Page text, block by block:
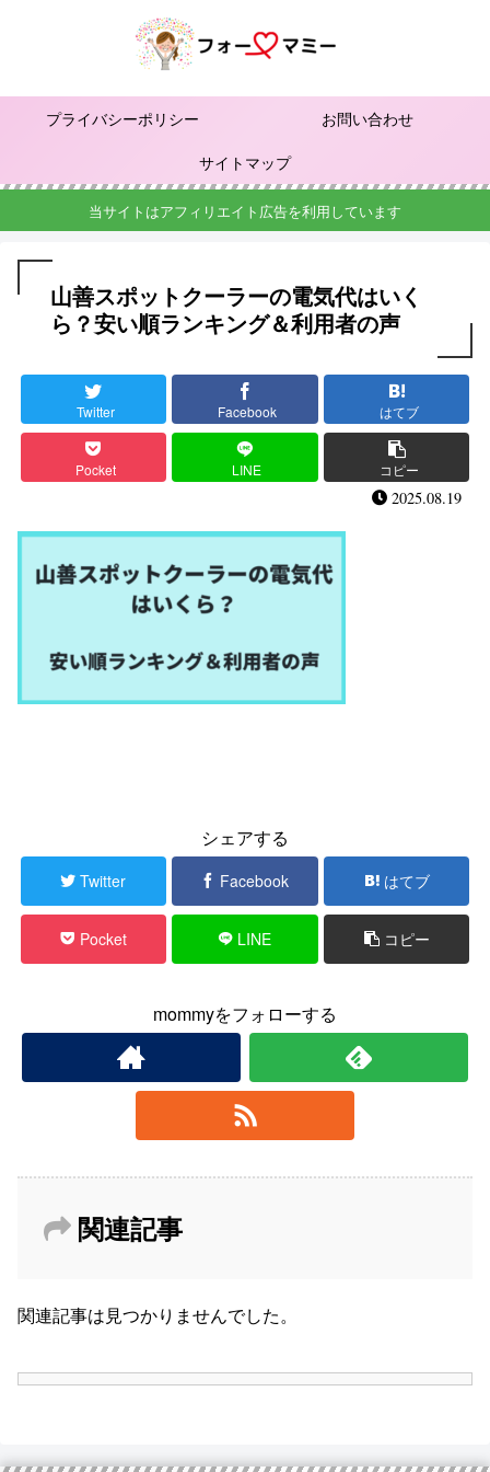
プライバシーポリシー
お問い合わせ
サイトマップ
当サイトはアフィリエイト広告を利用しています
山善スポットクーラーの電気代はいく
ら？安い順ランキング＆利用者の声
Twitter Facebook はてブ
Pocket LINE コピー
2025.08.19
シェアする
Twitter Facebook はてブ
Pocket LINE コピー
mommyをフォローする
関連記事
関連記事は見つかりませんでした。